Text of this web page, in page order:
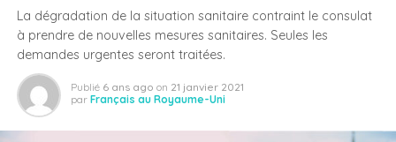
La dégradation de la situation sanitaire contraint le consulat
à prendre de nouvelles mesures sanitaires. Seules les
demandes urgentes seront traitées.
Publié 6 ans ago on 21 janvier 2021
par Français au Royaume-Uni